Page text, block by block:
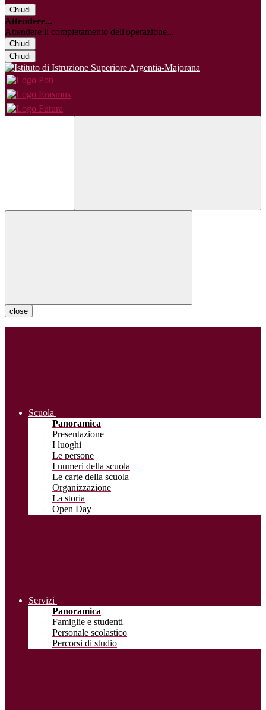
Chiudi
Attendere...
Attendere il completamento dell'operazione...
Chiudi
Chiudi
close
Scuola
Panoramica
Presentazione
I luoghi
Le persone
I numeri della scuola
Le carte della scuola
Organizzazione
La storia
Open Day
Servizi
Panoramica
Famiglie e studenti
Personale scolastico
Percorsi di studio